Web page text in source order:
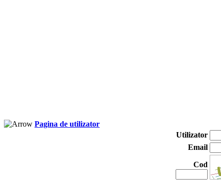
Pagina de utilizator
Utilizator
Email
Cod